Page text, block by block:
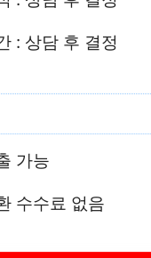
: 상담 후 결정
가능
수수료 없음